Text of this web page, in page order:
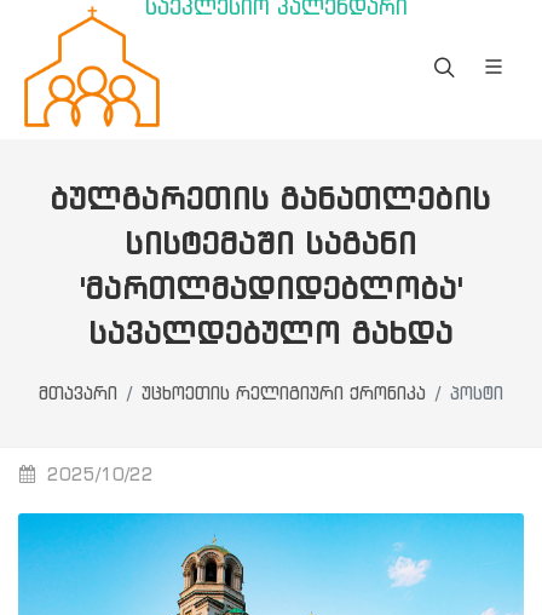
საეკლესიო კალენდარი
ᲑᲣᲚᲒᲐᲠᲔᲗᲘᲡ ᲒᲐᲜᲐᲗᲚᲔᲑᲘᲡ
ᲡᲘᲡᲢᲔᲛᲐᲨᲘ ᲡᲐᲒᲐᲜᲘ
'ᲛᲐᲠᲗᲚᲛᲐᲓᲘᲓᲔᲑᲚᲝᲑᲐ'
ᲡᲐᲕᲐᲚᲓᲔᲑᲣᲚᲝ ᲒᲐᲮᲓᲐ
მთავარი უცხოეთის რელიგიური ქრონიკა პოსტი
2025/10/22